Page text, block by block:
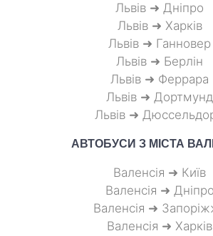
Львів ➜ Дніпро
Львів ➜ Харків
Львів ➜ Ганновер
Львів ➜ Берлін
Львів ➜ Феррара
Львів ➜ Дортмунд
Львів ➜
АВТОБУСИ З МІСТА
Валенсія ➜ Київ
Валенсія ➜ Дніпро
Валенсія ➜
Валенсія ➜ Харків